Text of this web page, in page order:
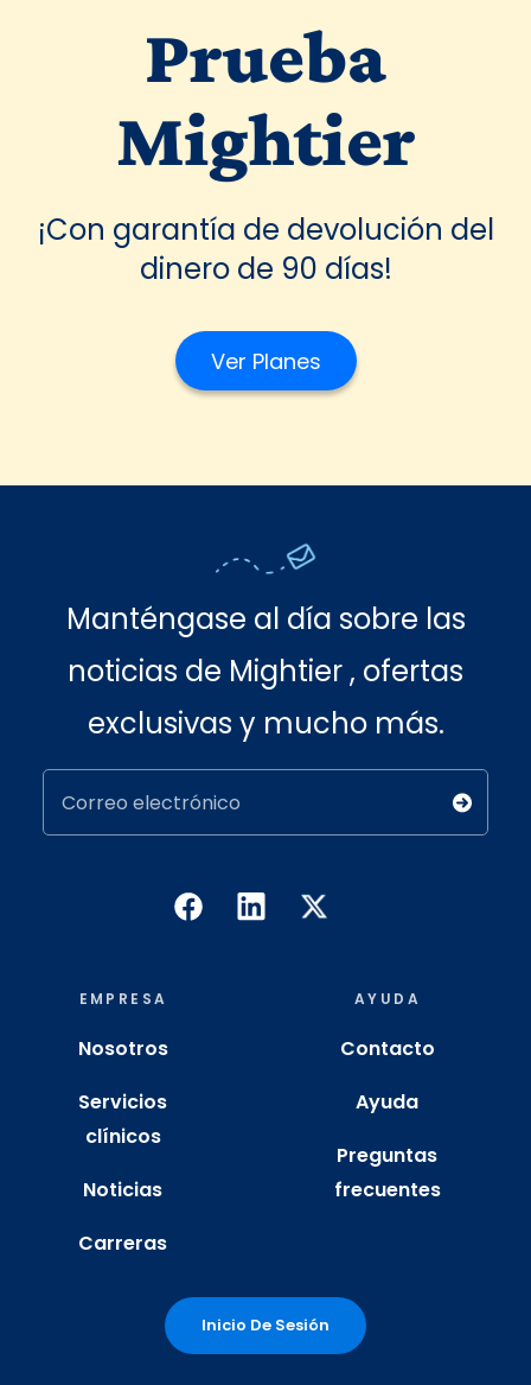
Prueba
Mightier
¡Con garantía de devolución del
dinero de 90 días!
Ver Planes
Manténgase al día sobre las
noticias de Mightier , ofertas
exclusivas y mucho más.
Correo electrónico
EMPRESA
Nosotros
Servicios
clínicos
Noticias
Carreras
AYUDA
Contacto
Ayuda
Preguntas
frecuentes
Inicio De Sesión